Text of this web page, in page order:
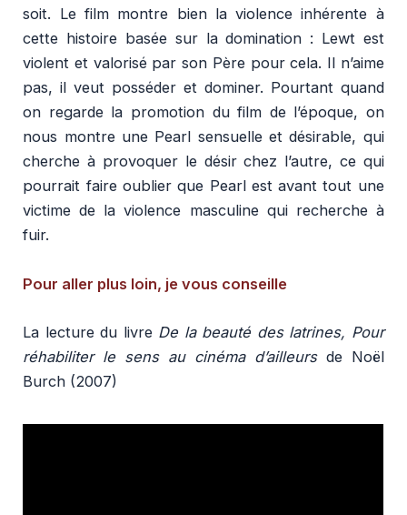
soit. Le film montre bien la violence inhérente à
cette histoire basée sur la domination : Lewt est
violent et valorisé par son Père pour cela. Il n’aime
pas, il veut posséder et dominer. Pourtant quand
on regarde la promotion du film de l’époque, on
nous montre une Pearl sensuelle et désirable, qui
cherche à provoquer le désir chez l’autre, ce qui
pourrait faire oublier que Pearl est avant tout une
victime de la violence masculine qui recherche à
fuir.
Pour aller plus loin, je vous conseille
La lecture du livre De la beauté des latrines, Pour
réhabiliter le sens au cinéma d’ailleurs de Noël
Burch (2007)